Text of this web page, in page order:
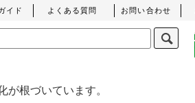
イド よくある質問 お問い合わせ
が根づいています。